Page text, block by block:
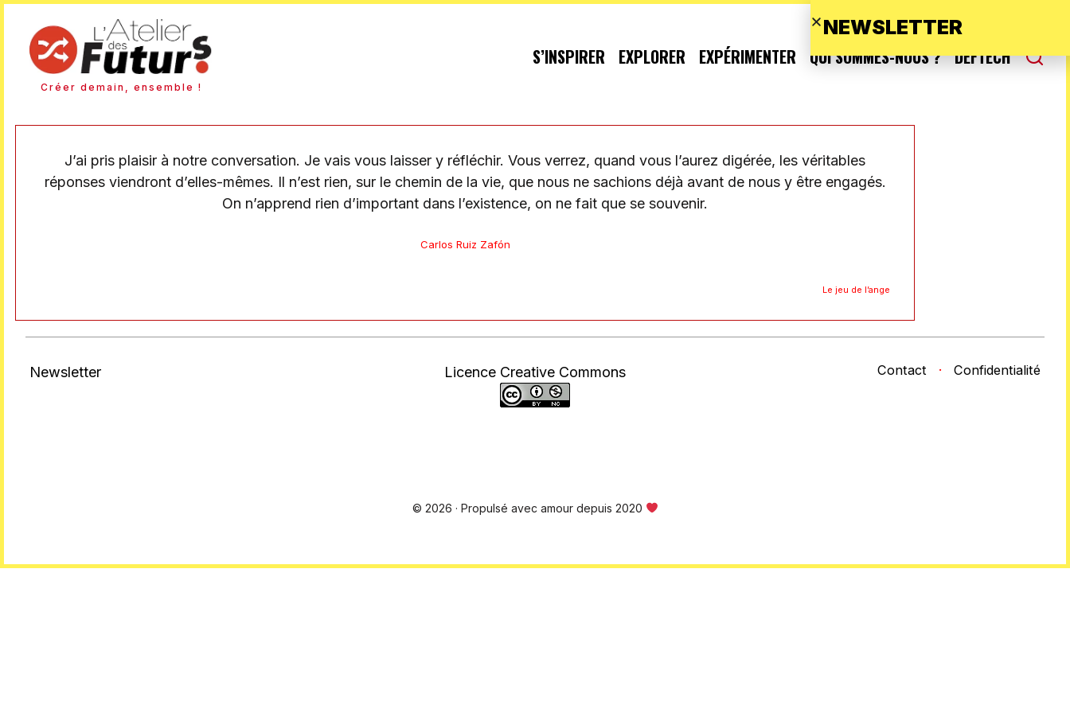
Créer demain, ensemble !
S’INSPIRER EXPLORER EXPÉRIMENTER QUI SOMMES-NOUS ? DEFTECH
J’ai pris plaisir à notre conversation. Je vais vous laisser y réfléchir. Vous verrez, quand vous l’aurez digérée, les véritables
réponses viendront d’elles-mêmes. Il n’est rien, sur le chemin de la vie, que nous ne sachions déjà avant de nous y être engagés.
On n’apprend rien d’important dans l’existence, on ne fait que se souvenir.
Carlos Ruiz Zafón
Le jeu de l’ange
Newsletter Licence Creative Commons Contact · Confidentialité
© 2026 · Propulsé avec amour depuis 2020
NEWSLETTER